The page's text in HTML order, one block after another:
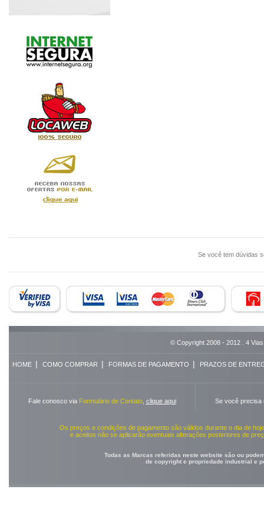
Se você tem dúvidas
© Copyright 2008 - 2012 . 4
HOME| COMO COMPRAR | FORMAS DE PAGAMENTO | PRAZOS DE
Fale conosco via Formulário de Contato, clique aqui Se você precisa
Os preços e condições de pagamento são válidos durante o dia de
e aceitos não se aplicarão eventuais alterações posteriores de
Todas as Marcas referidas neste website são ou
de copyright e propriedade industrial e